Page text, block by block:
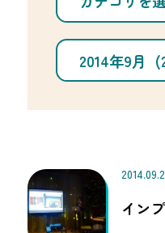
ゴ
リ
を
選
ア
カ
イ
を
イン